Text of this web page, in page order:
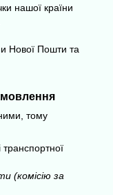
нашої країни
Нової Пошти та
тому
транспортної
(комісію за